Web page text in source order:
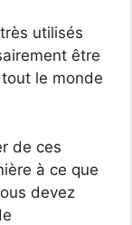
utilisés
être
le monde
de ces
à ce que
devez